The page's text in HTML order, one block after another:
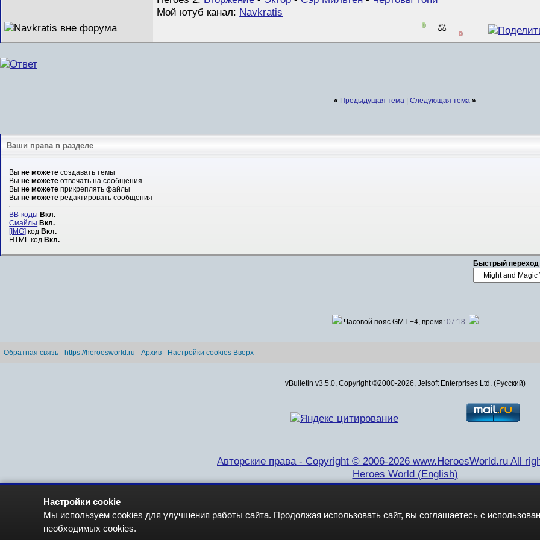
Мой ютуб канал: Navkratis
0 ⚖️ 0
« Предыдущая тема Следующая тема »
Ваши права в разделе
Выне можете создавать темы
Выне можете отвечать на сообщения
Выне можете прикреплять файлы
Выне можете редактировать сообщения
BB-коды Вкл.
Смайлы Вкл.
[IMG] код Вкл.
HTML код Вкл.
Быстрый переход
Часовой пояс GMT +4, время: 07:18
Обратная связь - https://heroesworld.ru - Архив - Настройки cookies Вверх
vBulletin v3.5.0, Copyright ©2000-2026, Jelsoft Enterprises Ltd. (Русский)
Авторские права - Copyright © 2006-2026 www.HeroesWorld.ru All
Heroes World (English)
Настройки cookie
Мы используем cookies для улучшения работы сайта. Продолжая использовать сайт, вы соглашаетесь с
необходимых cookies.